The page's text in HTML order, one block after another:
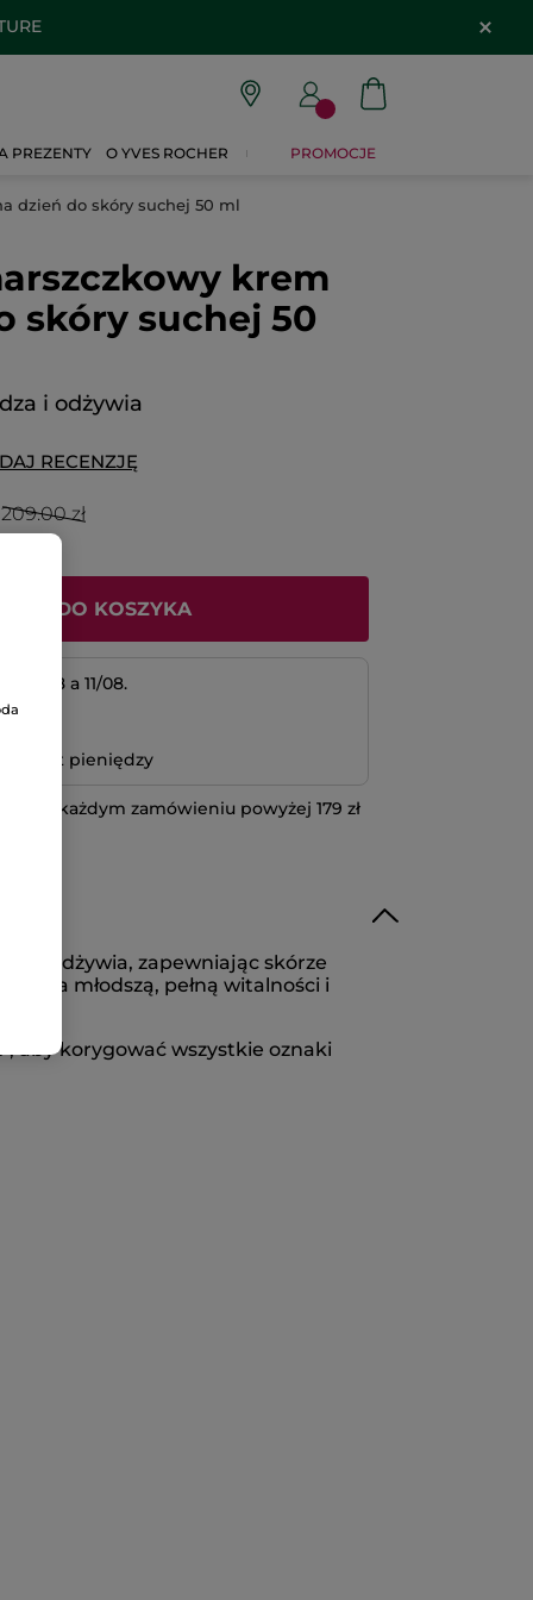
PREZENTY O YVES ROCHER PROMOCJE
dzień do skóry suchej 50 ml
krem
skóry suchej 50
i odżywia
RECENZJĘ
209.00 zł
DO KOSZYKA
10/08 a 11/08.
zwrot pieniędzy
przy każdym zamówieniu powyżej 179 zł
odżywia, zapewniając skórze
na młodszą, pełną witalności i
*, aby korygować wszystkie oznaki